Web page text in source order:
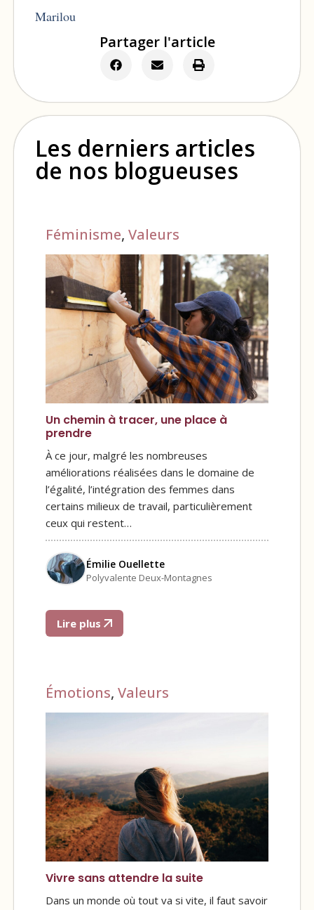
Marilou
Partager l'article
Les derniers articles
de nos blogueuses
Féminisme, Valeurs
Un chemin à tracer, une place à
prendre
À ce jour, malgré les nombreuses
améliorations réalisées dans le domaine de
l’égalité, l’intégration des femmes dans
certains milieux de travail, particulièrement
ceux qui restent…
Émilie Ouellette
Polyvalente Deux-Montagnes
Lire plus
Émotions, Valeurs
Vivre sans attendre la suite
Dans un monde où tout va si vite, il faut savoir